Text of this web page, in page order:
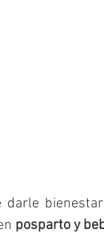
darle
posparto y